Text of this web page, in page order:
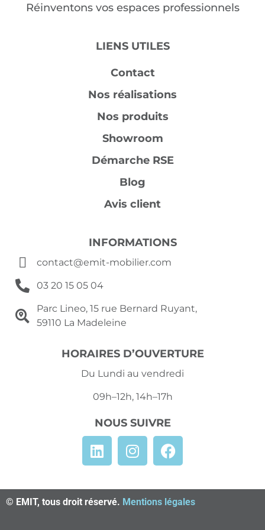
Réinventons vos espaces professionnels
LIENS UTILES
Contact
Nos réalisations
Nos produits
Showroom
Démarche RSE
Blog
Avis client
INFORMATIONS
contact@emit-mobilier.com
03 20 15 05 04
Parc Lineo, 15 rue Bernard Ruyant,
59110 La Madeleine
HORAIRES D’OUVERTURE
Du Lundi au vendredi
09h–12h, 14h–17h
NOUS SUIVRE
© EMIT, tous droit réservé. Mentions légales